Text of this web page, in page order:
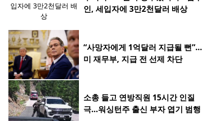
인, 세입자에 3만2천달러 배상
“사망자에게 1억달러 지급될 뻔”…
미 재무부, 지급 전 선제 차단
소총 들고 연방직원 15시간 인질
극…워싱턴주 출신 부자 엽기 범행